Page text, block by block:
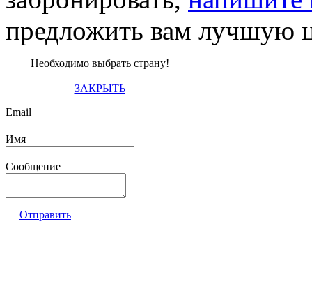
предложить вам лучшую
Необходимо выбрать страну!
ЗАКРЫТЬ
Email
Имя
Сообщение
Отправить